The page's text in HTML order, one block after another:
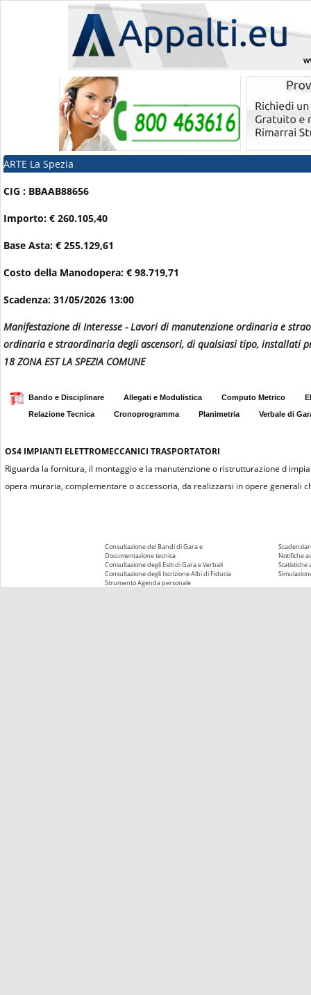
ARTE La Spezia
CIG : BBAAB88656
Importo: € 260.105,40
Base Asta: € 255.129,61
Costo della Manodopera: € 98.719,71
Scadenza: 31/05/2026 13:00
Manifestazione di Interesse - Lavori di manutenzione ordinaria e
ordinaria e straordinaria degli ascensori, di qualsiasi tipo, installati
18 ZONA EST LA SPEZIA COMUNE
Bando e Disciplinare Allegati e Modulistica Computo Metrico
Relazione Tecnica
Cronoprogramma Planimetria Verbale di
OS4 IMPIANTI ELETTROMECCANICI TRASPORTATORI
Riguarda la fornitura, il montaggio e la manutenzione o ristrutturazione d
opera muraria, complementare o accessoria, da realizzarsi in opere generali
Consultazione dei Bandi di Gara e
Documentazione tecnica
Consultazione degli Esiti di Gara e Verbali
Consultazione degli Iscrizione Albi di Fiducia
Strumento Agenda personale
Notifiche
Statistiche